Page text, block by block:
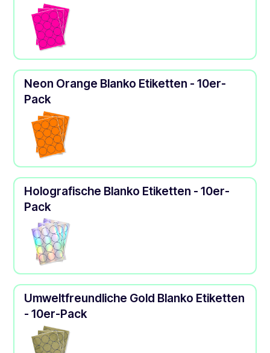
Neon Orange Blanko Etiketten - 10er-
Pack
Holografische Blanko Etiketten - 10er-
Pack
Umweltfreundliche Gold Blanko Etiketten
- 10er-Pack